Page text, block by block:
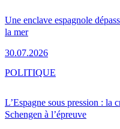
Une enclave espagnole
la mer
30.07.2026
L’Espagne sous pression : la
Schengen à l’épreuve
POLITIQUE